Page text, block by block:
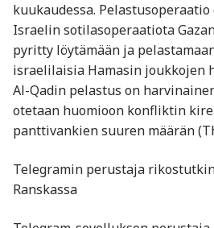
kuukaudessa.
Israelin sotilasoperaatiota
pyritty löytämään ja
israelilaisia Hamasin joukkojen
Al-Qadin pelastus on
otetaan huomioon konfliktin
panttivankien suuren määrän​
Telegramin perustaja
Ranskassa